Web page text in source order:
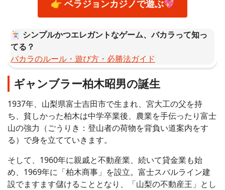
👉 ベラジョンカジノで遊ぶ💖
🃏 シンプルかつエレガントなゲーム、バカラって知っ
てる？
バカラのルール・遊び方・必勝法ガイド
ギャンブラー柏木昭男の誕生
1937年、山梨県富士吉田市で生まれ、宮大工の父を持
ち、貧しかった柏木は中学卒業後、農業を手伝ったり富士
山の強力（ごうりき：登山者の荷物を背負い道案内をす
る）で身を立てていきます。
そして、1960年に親戚と不動産業、続いて貸金業も始
め、1969年に「柏木商事」を設立。富士スバルライン建
設でますます儲けることとなり、「山梨の不動産王」とし